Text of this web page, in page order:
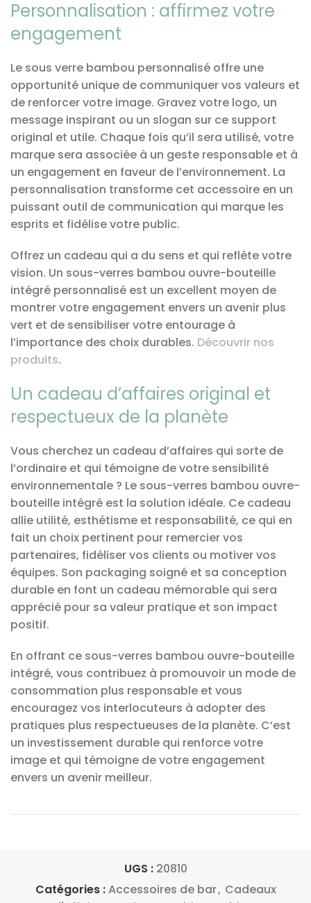
Personnalisation : affirmez votre
engagement
Le sous verre bambou personnalisé offre une
opportunité unique de communiquer vos valeurs et
de renforcer votre image. Gravez votre logo, un
message inspirant ou un slogan sur ce support
original et utile. Chaque fois qu’il sera utilisé, votre
marque sera associée à un geste responsable et à
un engagement en faveur de l’environnement. La
personnalisation transforme cet accessoire en un
puissant outil de communication qui marque les
esprits et fidélise votre public.
Offrez un cadeau qui a du sens et qui reflète votre
vision. Un sous-verres bambou ouvre-bouteille
intégré personnalisé est un excellent moyen de
montrer votre engagement envers un avenir plus
vert et de sensibiliser votre entourage à
l’importance des choix durables. Découvrir nos
produits.
Un cadeau d’affaires original et
respectueux de la planète
Vous cherchez un cadeau d’affaires qui sorte de
l’ordinaire et qui témoigne de votre sensibilité
environnementale ? Le sous-verres bambou ouvre-
bouteille intégré est la solution idéale. Ce cadeau
allie utilité, esthétisme et responsabilité, ce qui en
fait un choix pertinent pour remercier vos
partenaires, fidéliser vos clients ou motiver vos
équipes. Son packaging soigné et sa conception
durable en font un cadeau mémorable qui sera
apprécié pour sa valeur pratique et son impact
positif.
En offrant ce sous-verres bambou ouvre-bouteille
intégré, vous contribuez à promouvoir un mode de
consommation plus responsable et vous
encouragez vos interlocuteurs à adopter des
pratiques plus respectueuses de la planète. C’est
un investissement durable qui renforce votre
image et qui témoigne de votre engagement
envers un avenir meilleur.
UGS : 20810
Catégories :Accessoires de bar, Cadeaux